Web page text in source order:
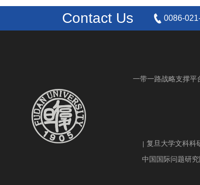
Contact Us 0086-
一带一路战略支撑平
复旦大学文科科
中国国际问题研